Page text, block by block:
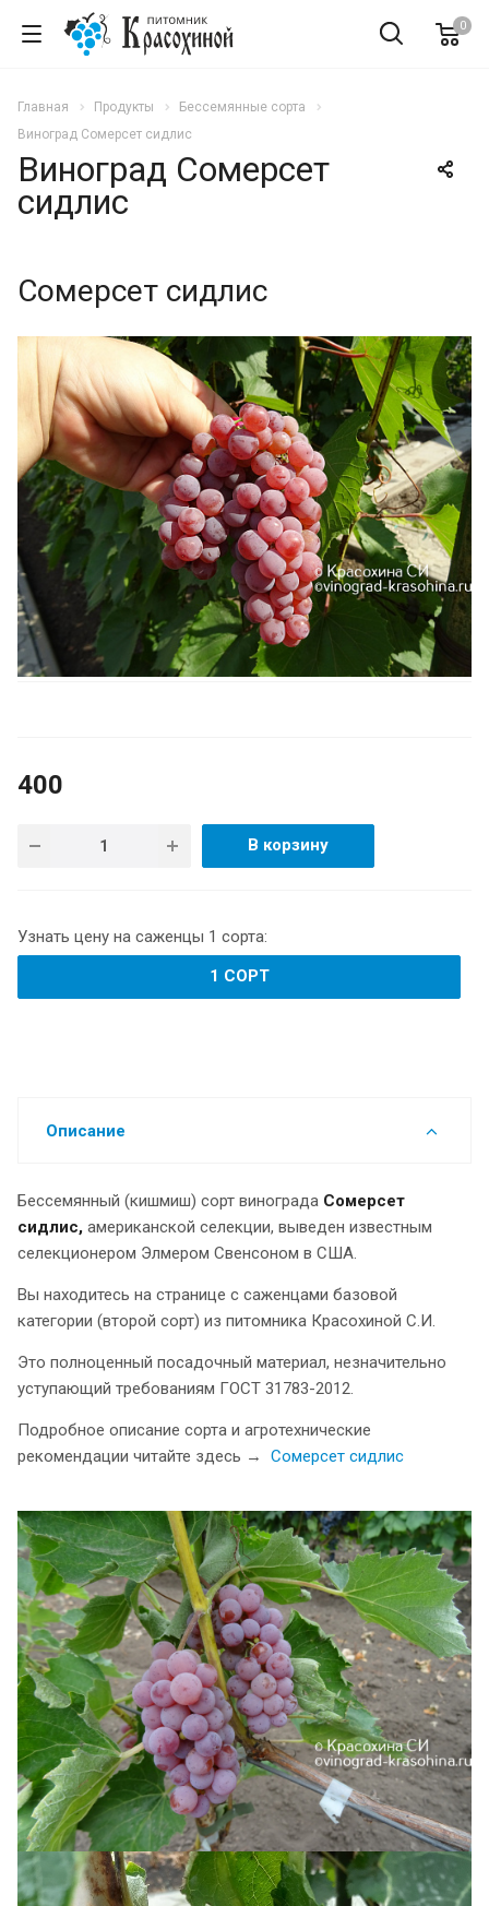
0
Главная Продукты
Бессемянные сорта
Виноград Сомерсет сидлис
Виноград Сомерсет
сидлис
Сомерсет сидлис
400
В корзину
Узнать цену на саженцы 1 сорта:
1 СОРТ
Описание
Бессемянный (кишмиш) сорт винограда Сомерсет
сидлис, американской селекции, выведен известным
селекционером Элмером Свенсоном в США.
Вы находитесь на странице с саженцами базовой
категории (второй сорт) из питомника Красохиной С.И.
Это полноценный посадочный материал, незначительно
уступающий требованиям ГОСТ 31783-2012.
Подробное описание сорта и агротехнические
рекомендации читайте здесь → Сомерсет сидлис